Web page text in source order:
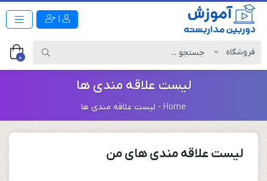
0
لیست علاقه مندی ها
Home
- لیست علاقه مندی ها
لیست علاقه مندی های من